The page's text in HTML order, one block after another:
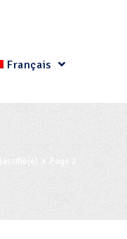
Français
Page 2